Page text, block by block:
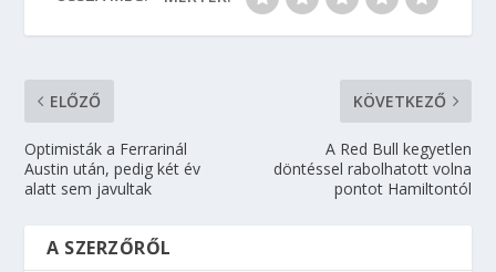
ELŐZŐ
Optimisták a Ferrarinál
Austin után, pedig két év
alatt sem javultak
KÖVETKEZŐ
A Red Bull kegyetlen
döntéssel rabolhatott volna
pontot Hamiltontól
A SZERZŐRŐL